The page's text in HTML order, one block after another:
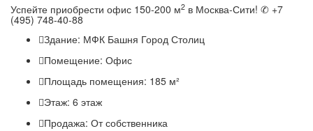
Успейте приобрести офис 150-200 м2 в Москва-Сити! ✆ +7
(495) 748-40-88
Здание: МФК Башня Город Столиц
Помещение: Офис
Площадь помещения: 185 м²
Этаж: 6 этаж
Продажа: От собственника